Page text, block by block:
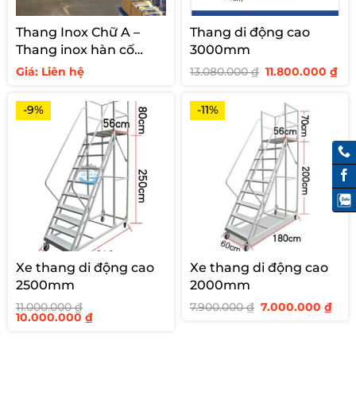
Thang Inox Chữ A –
Thang inox hàn cố
định cho siêu thị
Giá: Liên hệ
Thang di động cao
3000mm
13.080.000₫ Giá
gốc
13.080.000 ₫.
11.800.000₫Giá
-9%
Xe thang di động cao
2500mm
11.000.000₫
Giá
gốc
10.000.000 ₫Giá
-11%
Xe thang di động cao
2000mm
7.900.000₫ Giá
gốc
7.000.000₫Giá